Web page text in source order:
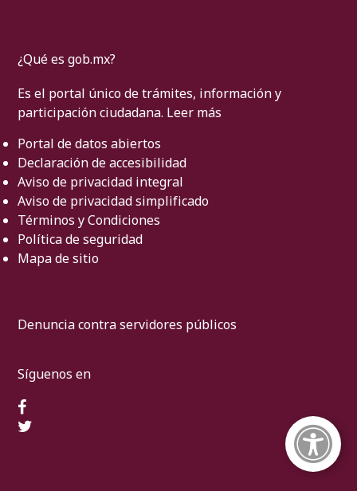
¿Qué es gob.mx?
Es el portal único de trámites, información y
participación ciudadana. Leer más
Portal de datos abiertos
Declaración de accesibilidad
Aviso de privacidad integral
Aviso de privacidad simplificado
Términos y Condiciones
Política de seguridad
Mapa de sitio
Denuncia contra servidores públicos
Síguenos en